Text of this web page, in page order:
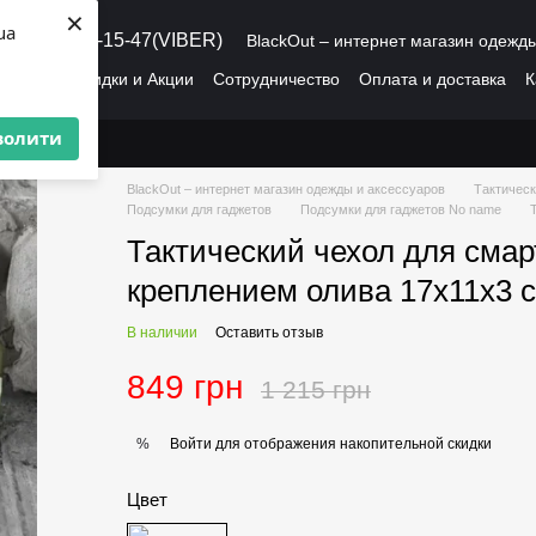
×
(095) 486-15-47(VIBER)
BlackOut – интернет магазин
Скидки и Акции Сотрудничество Оплата и доставка
BlackOut – интернет магазин одежды и аксессуаров
Подсумки для гаджетов
Подсумки для гаджетов No name
Тактический чехол для
креплением олива 17х11х3
В наличии Оставить отзыв
849 грн 1 215 грн
% Войти для отображения накопительной скидки
Цвет